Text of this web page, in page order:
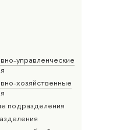
управленческие
хозяйственные
подразделения